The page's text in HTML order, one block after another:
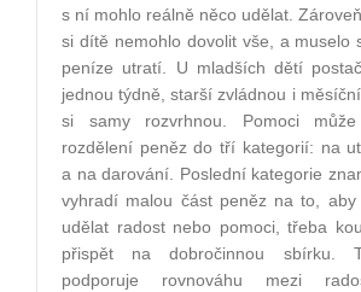
s ní mohlo reálně něco udělat.
si dítě nemohlo dovolit vše, a muselo
peníze utratí. U mladších dětí
jednou týdně, starší zvládnou i
si samy rozvrhnou. Pomoci
rozdělení peněz do tří kategorií: na
a na darování. Poslední kategorie
vyhradí malou část peněz na to, aby
udělat radost nebo pomoci, třeba
přispět na dobročinnou sbírku.
podporuje rovnováhu mezi